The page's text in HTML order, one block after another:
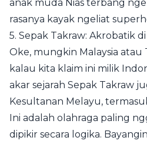
anak muda Nias terbang
rasanya kayak ngeliat
5. Sepak Takraw: Akrobatik
Oke, mungkin Malaysia
kalau kita klaim ini milik
akar sejarah Sepak Takraw
Kesultanan Melayu,
Ini adalah olahraga paling
dipikir secara logika.